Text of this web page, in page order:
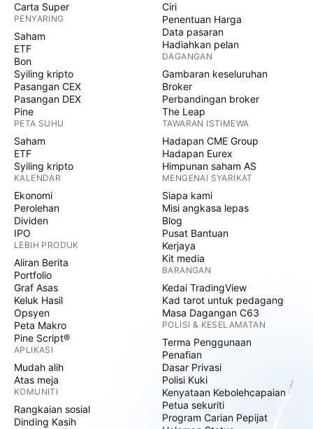
Carta Super
PENYARING
Saham
ETF
Bon
Syiling kripto
Pasangan CEX
Pasangan DEX
Pine
PETA SUHU
Saham
ETF
Syiling kripto
KALENDAR
Ekonomi
Perolehan
Dividen
IPO
LEBIH PRODUK
Aliran Berita
Portfolio
Graf Asas
Keluk Hasil
Opsyen
Peta Makro
Pine Script®
APLIKASI
Mudah alih
Atas meja
KOMUNITI
Rangkaian sosial
Dinding Kasih
Ciri
Penentuan Harga
Data pasaran
Hadiahkan pelan
DAGANGAN
Gambaran keseluruhan
Broker
Perbandingan broker
The Leap
TAWARAN ISTIMEWA
Hadapan CME Group
Hadapan Eurex
Himpunan saham AS
MENGENAI SYARIKAT
Siapa kami
Misi angkasa lepas
Blog
Pusat Bantuan
Kerjaya
Kit media
BARANGAN
Kedai TradingView
Kad tarot untuk pedagang
Masa Dagangan C63
POLISI & KESELAMATAN
Terma Penggunaan
Penafian
Dasar Privasi
Polisi Kuki
Kenyataan Kebolehcapaian
Petua sekuriti
Program Carian Pepijat